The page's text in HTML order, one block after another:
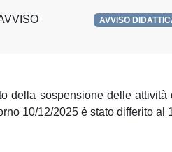
AVVISO
della sospensione delle
10/12/2025 è stato differito al